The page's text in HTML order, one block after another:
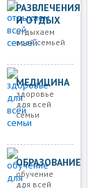
РАЗВЛЕЧЕНИЯ
И ОТДЫХ
отдыхаем
всей семьей
МЕДИЦИНА
здоровье
для всей
семьи
ОБРАЗОВАНИЕ
обучение
для всей